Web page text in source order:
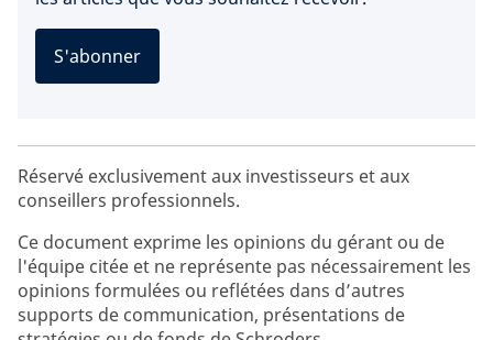
S'abonner
Réservé exclusivement aux investisseurs et aux
conseillers professionnels.
Ce document exprime les opinions du gérant ou de
l'équipe citée et ne représente pas nécessairement les
opinions formulées ou reflétées dans d’autres
supports de communication, présentations de